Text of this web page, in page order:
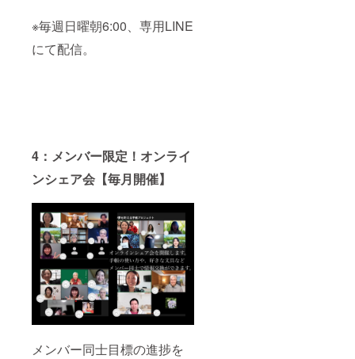
※毎週日曜朝6:00、専用LINE
にて配信。
4：メンバー限定！オンライ
ンシェア会【毎月開催】
メンバー同士目標の進捗を